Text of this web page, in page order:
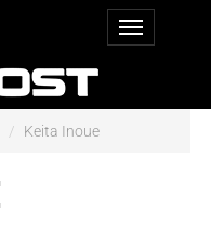
Keita Inoue